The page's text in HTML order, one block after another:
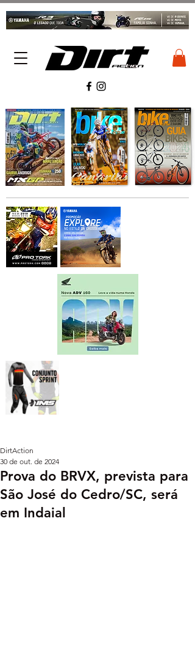
Prova do BRVX, prevista para
São José do Cedro/SC, será
em Indaial
DirtAction
30 de out. de 2024